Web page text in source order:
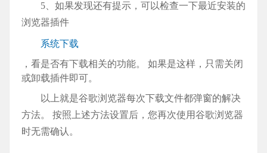
5、如果发现还有提示，可以检查一下最近安装的
浏览器插件
系统下载
，看是否有下载相关的功能。 如果是这样，只需关闭
或卸载插件即可。
以上就是谷歌浏览器每次下载文件都弹窗的解决
方法。 按照上述方法设置后，您再次使用谷歌浏览器
时无需确认。